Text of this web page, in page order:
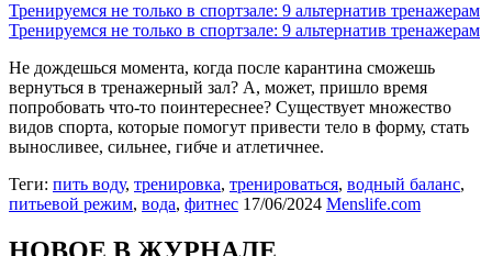
Тренируемся не только в спортзале: 9 альтернатив тренажерам
Тренируемся не только в спортзале: 9 альтернатив тренажерам
Не дождешься момента, когда после карантина сможешь
вернуться в тренажерный зал? А, может, пришло время
попробовать что-то поинтереснее? Существует множество
видов спорта, которые помогут привести тело в форму, стать
выносливее, сильнее, гибче и атлетичнее.
Теги: пить воду, тренировка, тренироваться, водный баланс,
питьевой режим, вода, фитнес 17/06/2024 Menslife.com